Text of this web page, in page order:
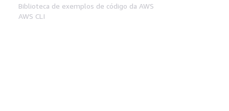
Biblioteca de exemplos de código da AWS
AWS CLI